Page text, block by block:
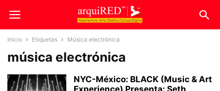
Inicio Etiquetas Música electrónica
música electrónica
NYC-México: BLACK (Music & Art
Experience) Presenta: Seth